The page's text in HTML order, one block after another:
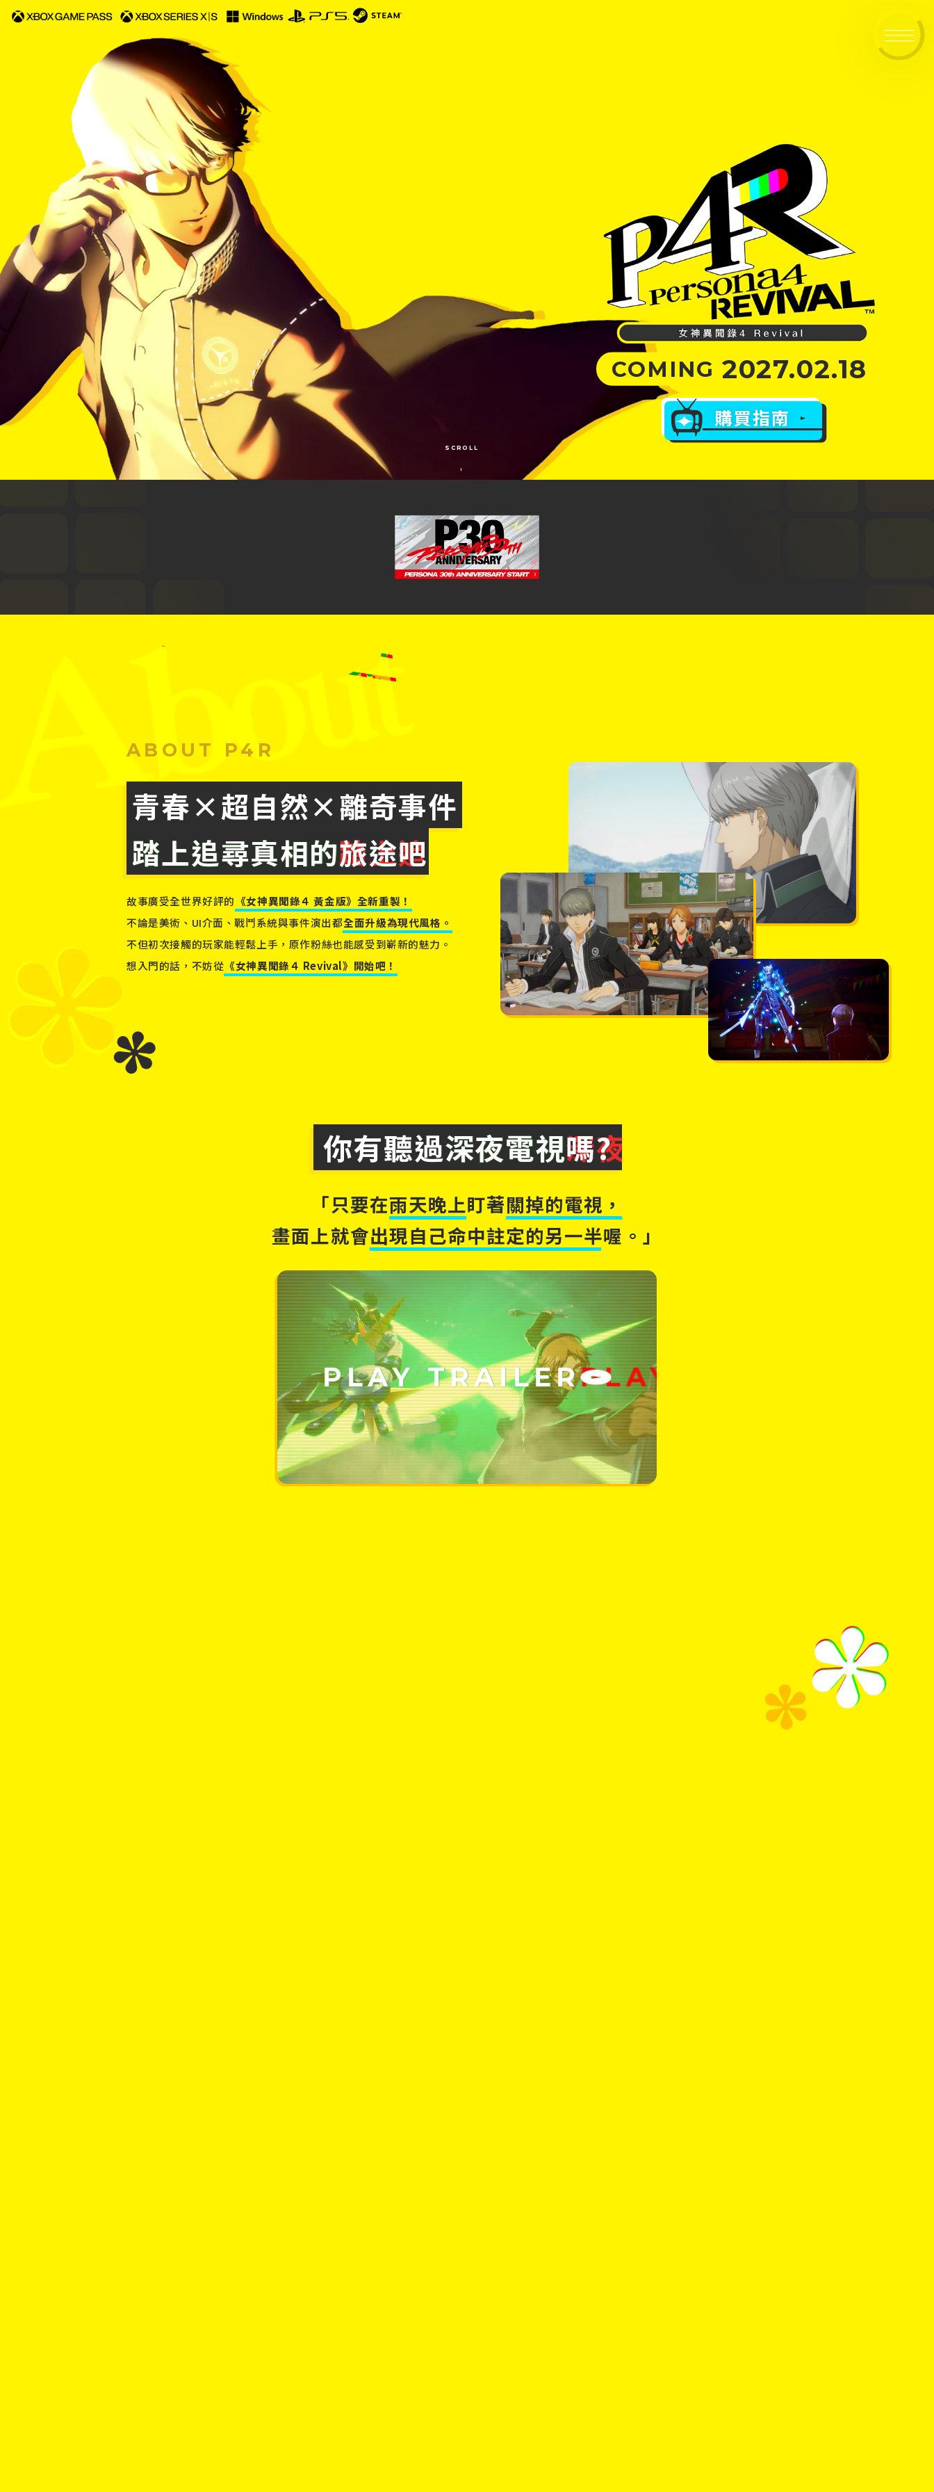
COMING 2027.02.18
購買指南
SCROLL
ABOUT P4R
青春×超自然×離奇事件
踏上追尋真相的旅途吧
故事廣受全世界好評的 《女神異聞錄４ 黃金版》全新重製！
不論是美術、UI介面、戰鬥系統與事件演出都全面升級為現代風格。
不但初次接觸的玩家能輕鬆上手， 原作粉絲也能感受到嶄新的魅力。
想入門的話，不妨從 《女神異聞錄４ Revival》開始吧！
你有聽過深夜電視嗎?
「只要在雨天晚上盯著關掉的電視，
畫面上就會出現自己命中註定的另一半喔。」
PLAY TRAILER